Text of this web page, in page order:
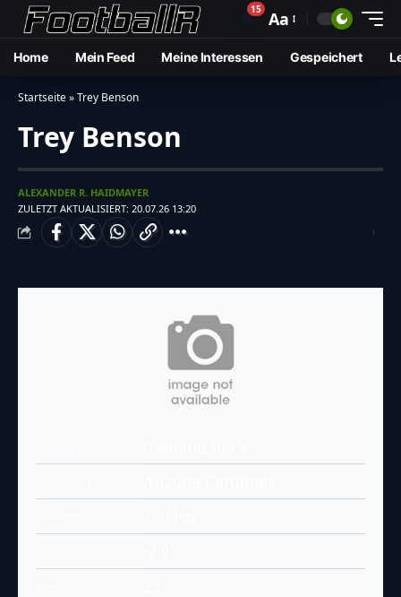
🔔15 Aa
Home Mein Feed Meine Interessen Gespeichert
Startseite»Trey Benson
Trey Benson
ZULETZT AKTUALISIERT: 20.07.26 13:20
ALEXANDER R. HAIDMAYER